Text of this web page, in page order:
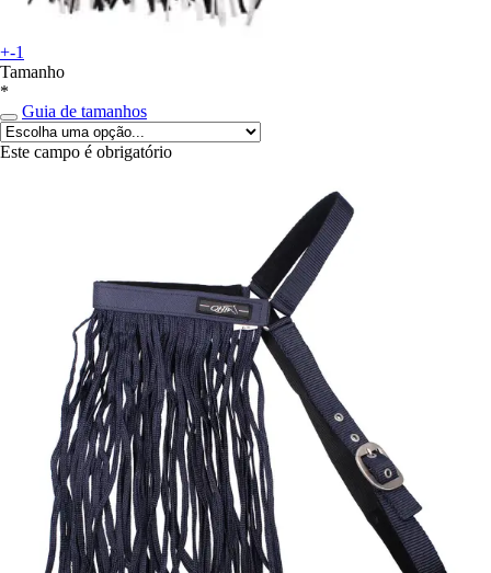
+-1
Tamanho
*
Guia de tamanhos
Este campo é obrigatório